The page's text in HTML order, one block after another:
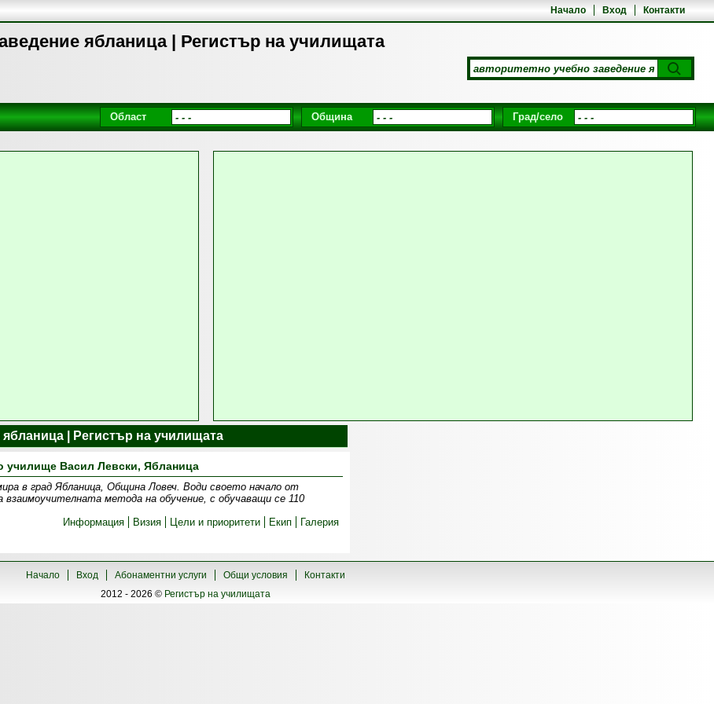
ябланица | Регистър на училищата
Начало Вход Контакти
Област Община Град/село
| Регистър на училищата
училище Васил Левски, Ябланица
в град Ябланица, Община Ловеч. Води своето начало от
взаимоучителната метода на обучение, с обучаващи се 110
Информация
Визия Цели и приоритети Екип Галерия
Начало Вход Абонаментни услуги Общи условия
Контакти
2012 - 2026 © Регистър на училищата